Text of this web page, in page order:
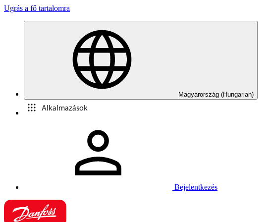
Ugrás a fő tartalomra
Magyarország (Hungarian)
Alkalmazások
Bejelentkezés